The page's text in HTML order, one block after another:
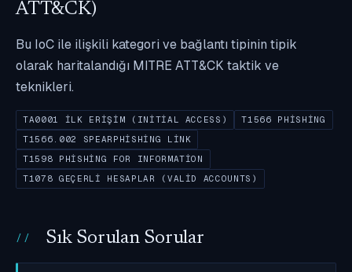
ATT&CK)
Bu IoC ile ilişkili kategori ve bağlantı tipinin tipik
olarak haritalandığı MITRE ATT&CK taktik ve
teknikleri.
TA0001 İLK ERIŞIM (INITIAL ACCESS)
T1566 PHISHING
T1566.002 SPEARPHISHING LINK
T1598 PHISHING FOR INFORMATION
T1078 GEÇERLI HESAPLAR (VALID ACCOUNTS)
Sık Sorulan Sorular